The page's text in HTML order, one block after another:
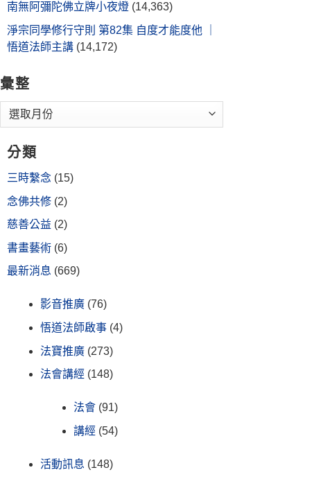
南無阿彌陀佛立牌小夜燈 (14,363)
淨宗同學修行守則 第82集 自度才能度他 ｜
悟道法師主講 (14,172)
彙整
分類
三時繫念 (15)
念佛共修 (2)
慈善公益 (2)
書畫藝術 (6)
最新消息 (669)
影音推廣 (76)
悟道法師啟事 (4)
法寶推廣 (273)
法會講經 (148)
法會 (91)
講經 (54)
活動訊息 (148)